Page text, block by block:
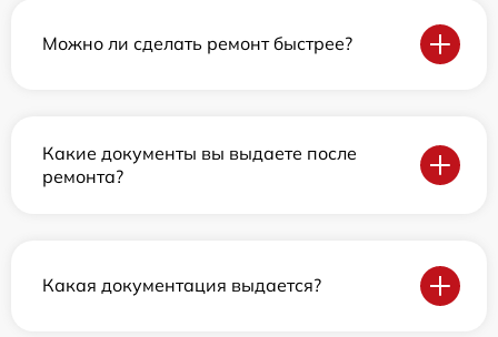
Можно ли сделать ремонт быстрее?
Какие документы вы выдаете после
ремонта?
Какая документация выдается?